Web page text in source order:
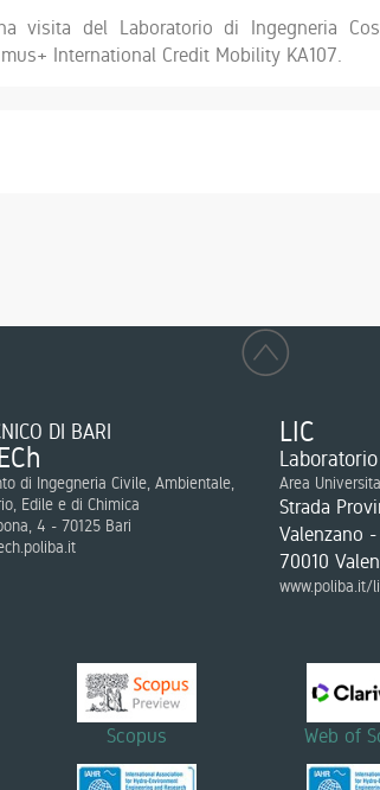
visita del Laboratorio di Ingegneria
International Credit Mobility KA107.
DI BARI
di Ingegneria Civile, Ambientale,
Edile e di Chimica
4 - 70125 Bari
LIC
Area
Strada
Valenzano
70010
www.poliba.it/
Scopus Web of